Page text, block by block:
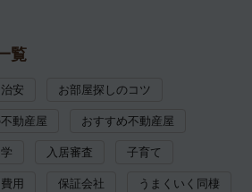
覧
治安 お部屋探しのコツ
動産屋 おすすめ不動産屋
入居審査 子育て
用 保証会社 うまくいく同棲